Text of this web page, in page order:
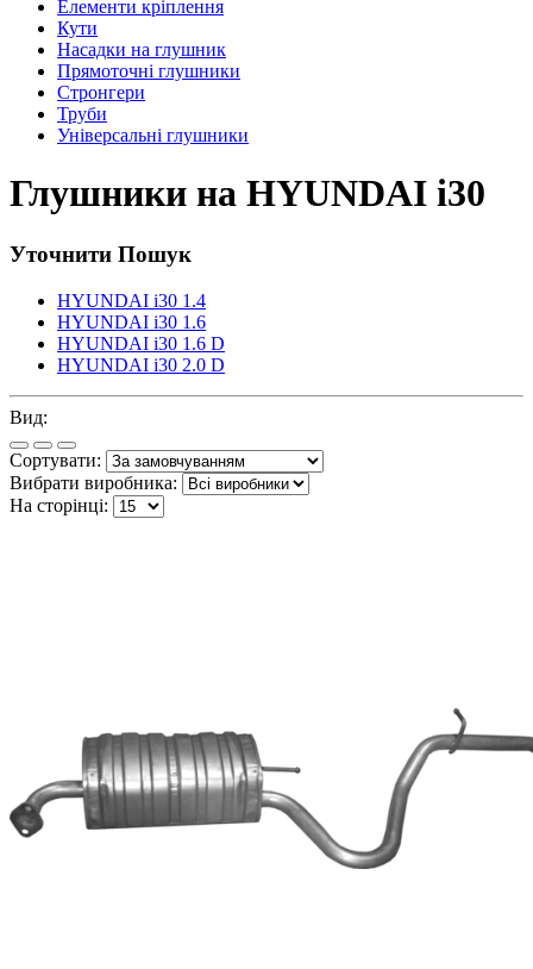
Елементи кріплення
Кути
Насадки на глушник
Прямоточні глушники
Стронгери
Труби
Універсальні глушники
Глушники на HYUNDAI i30
Уточнити Пошук
HYUNDAI i30 1.4
HYUNDAI i30 1.6
HYUNDAI i30 1.6 D
HYUNDAI i30 2.0 D
Вид:
Сортувати:
Вибрати виробника:
На сторінці: